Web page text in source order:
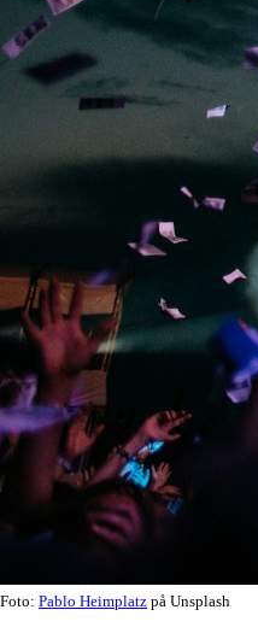
Foto: Pablo Heimplatz på Unsplash